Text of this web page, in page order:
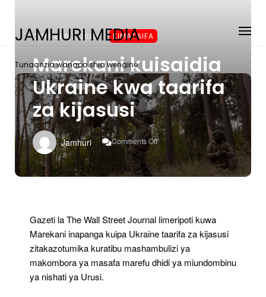
JAMHURI MEDIA
Tunaanzia wanapoishia wengine
OCTOBER 2, 2025 KIMATAIFA
Marekani kuisaidia
Ukraine kwa taarifa
za kijasusi
Jamhuri Comments Off
On
Marekani
Kuisaidia
Ukraine
Kijasusi
Gazeti la The Wall Street Journal limeripoti kuwa
Marekani inapanga kuipa Ukraine taarifa za kijasusi
zitakazotumika kuratibu mashambulizi ya
makombora ya masafa marefu dhidi ya miundombinu
ya nishati ya Urusi.